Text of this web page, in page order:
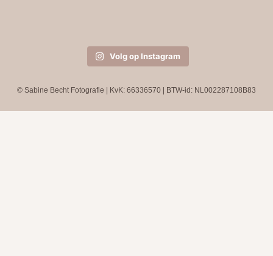
Volg op Instagram
© Sabine Becht Fotografie | KvK: 66336570 | BTW-id: NL002287108B83